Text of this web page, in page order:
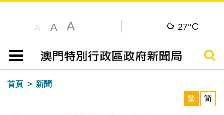
A A A 27°C
目錄
搜尋
首頁
新聞
繁
简